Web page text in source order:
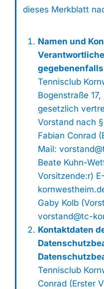
dieses Merkblatt
Namen und
Tennisclub
Bogenstraße
gesetzlich
Vorstand nach
Fabian Conrad
Mail:
Beate Kuhn-
Vorsitzende:r)
Gaby Kolb
vorstand@tc-
Kontaktdaten
Tennisclub
Conrad (Erster